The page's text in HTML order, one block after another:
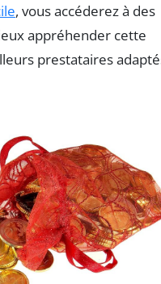
, vous accéderez à des
appréhender cette
prestataires